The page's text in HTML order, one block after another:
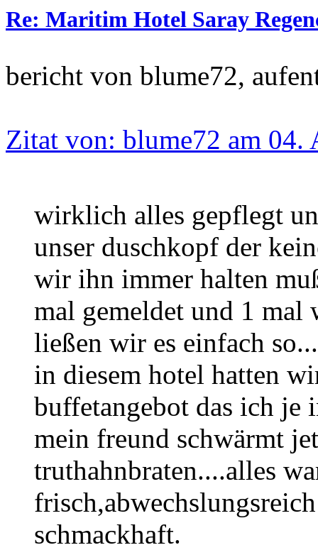
Re: Maritim Hotel Saray
bericht von blume72,
Zitat von: blume72 am 04.
wirklich alles gepflegt
unser duschkopf der
wir ihn immer halten
mal gemeldet und 1 mal
ließen wir es einfach so...
in diesem hotel hatten
buffetangebot das ich je
mein freund schwärmt
truthahnbraten....alles
schmackhaft.